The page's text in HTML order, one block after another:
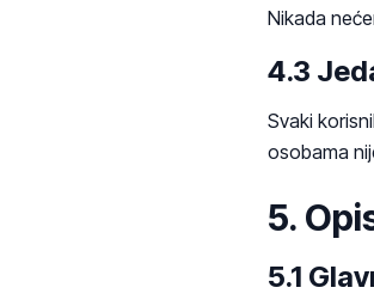
Nikada
4.3
Svaki
osobama
5.
5.1